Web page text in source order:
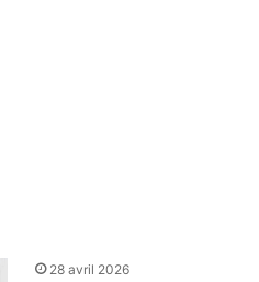
28 avril 2026